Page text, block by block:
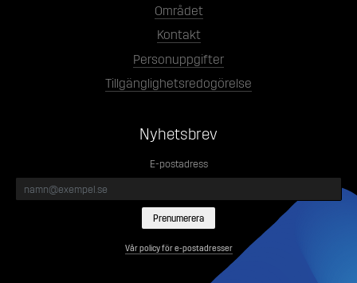
Området
Kontakt
Personuppgifter
Tillgänglighetsredogörelse
Nyhetsbrev
E-postadress
Vår policy för e-postadresser